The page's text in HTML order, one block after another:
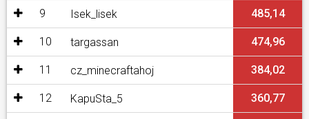
9 Isek_lisek 485,14
10 targassan 474,96
11 cz_minecraftahoj 384,02
12 KapuSta_5 360,77